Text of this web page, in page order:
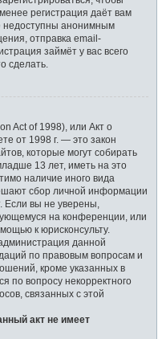
регистрация даёт вам
недоступны анонимным
отправка email-
займёт у вас всего
сделать.
Act of 1998), или Акт о
от 1998 г. — это закон
которые могут собирать
13 лет, иметь на это
наличие иного вида
сбор личной информации
вы не уверены,
на конференции, или
к юрисконсульту.
данной
по правовым вопросам и
кроме указанных в
по вопросу некорректного
связанных с этой
акт не имеет